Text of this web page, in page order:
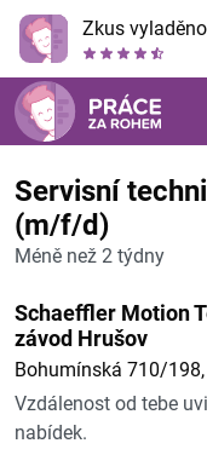
Zkus
Servisní
(m/f/d)
Méně než 2 týdny
Schaeffler Motion
závod Hrušov
Bohumínská 710/
Vzdálenost od tebe
nabídek.